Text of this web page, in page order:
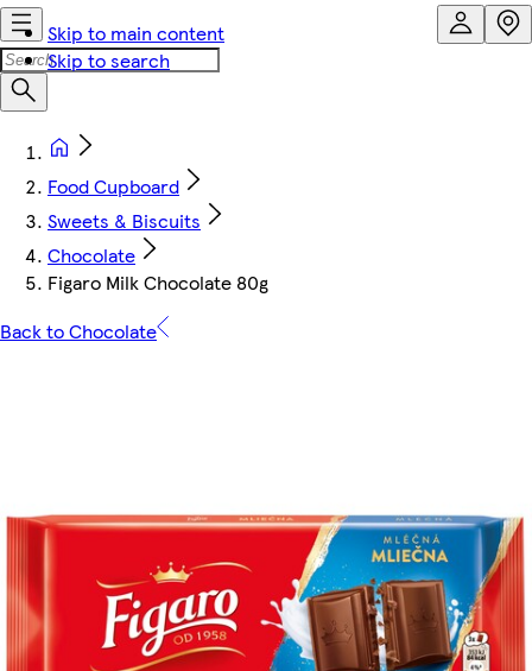
Skip to main content
Skip to search
Food Cupboard
Sweets & Biscuits
Chocolate
Figaro Milk Chocolate 80g
Back to Chocolate